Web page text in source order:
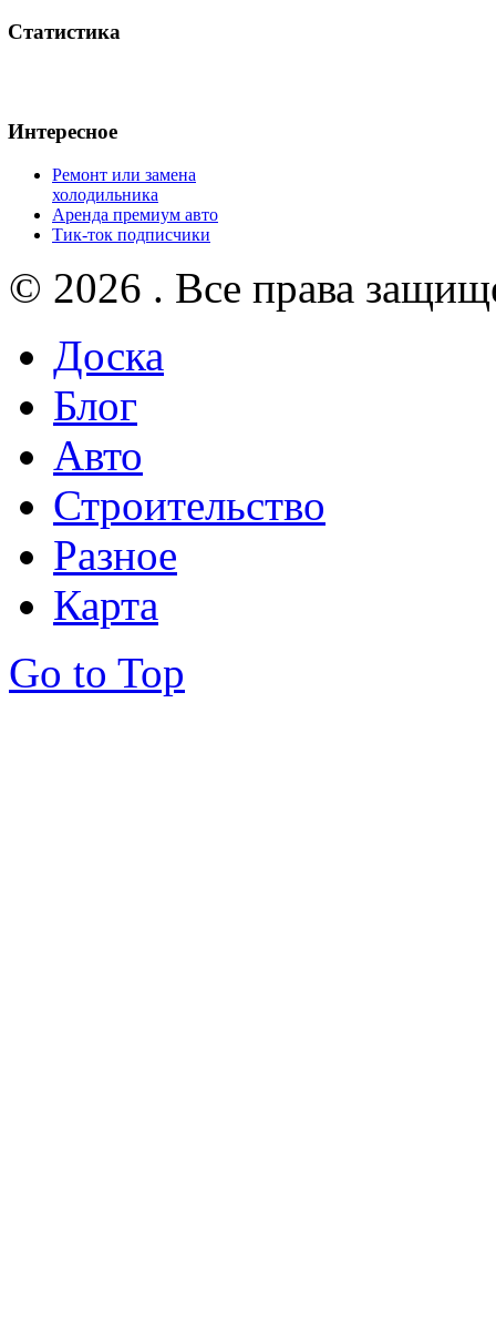
Статистика
Интересное
Ремонт или замена
холодильника
Аренда премиум авто
Тик-ток подписчики
© 2026 . Все права
Доска
Блог
Авто
Строительство
Разное
Карта
Go to Top